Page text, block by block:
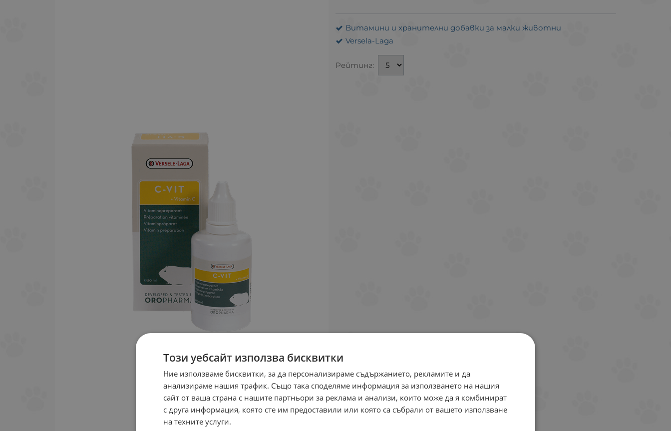
Витамини и хранителни добавки за малки животни
Versela-Laga
Рейтинг:
Този уебсайт използва бисквитки
Ние използваме бисквитки, за да персонализираме съдържанието, рекламите и да
анализираме нашия трафик. Също така споделяме информация за използването на нашия
сайт от ваша страна с нашите партньори за реклама и анализи, които може да я комбинират
с друга информация, която сте им предоставили или която са събрали от вашето използване
на техните услуги.